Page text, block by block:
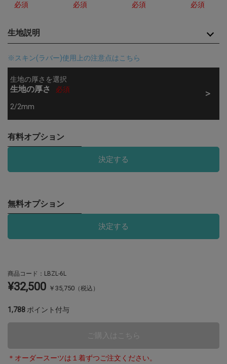
必須 必須 必須 必須
生地説明
※スキン(ラバー)使用上の注意点はこちら
生地の厚さを選択
生地の厚さ 必須
2/2mm
有料オプション
決定する
無料オプション
決定する
商品コード： LBZL-6L
¥32,500 ￥ 35,750 （税込）
1,788 ポイント付与
ご購入はこちら
＊オーダースーツは１着ずつご注文ください。